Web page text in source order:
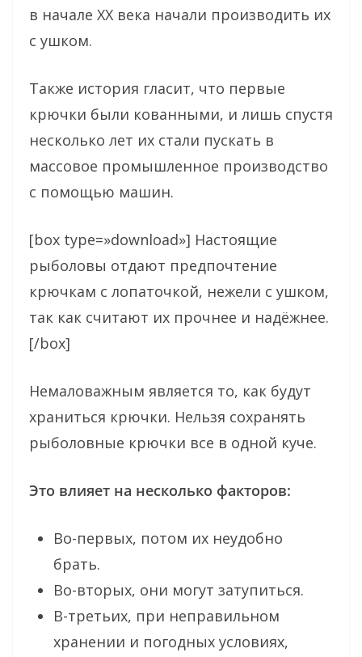
в начале ХХ века начали производить их
с ушком.
Также история гласит, что первые
крючки были кованными, и лишь спустя
несколько лет их стали пускать в
массовое промышленное производство
с помощью машин.
[box type=»download»] Настоящие
рыболовы отдают предпочтение
крючкам с лопаточкой, нежели с ушком,
так как считают их прочнее и надёжнее.
[/box]
Немаловажным является то, как будут
храниться крючки. Нельзя сохранять
рыболовные крючки все в одной куче.
Это влияет на несколько факторов:
Во-первых, потом их неудобно
брать.
Во-вторых, они могут затупиться.
В-третьих, при неправильном
хранении и погодных условиях,